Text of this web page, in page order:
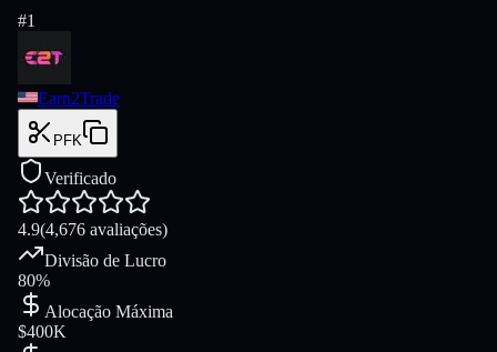
#1
Earn2Trade
PFK
Verificado
4.9(4,676 avaliações)
Divisão de Lucro
80%
Alocação Máxima
$400K